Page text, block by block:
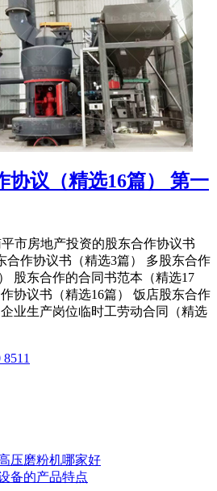
协议（精选16篇） 第一
市房地产投资的股东合作协议书
合作协议书（精选3篇） 多股东合作
股东合作的合同书范本（精选17
协议书（精选16篇） 饭店股东合作
业生产岗位临时工劳动合同（精选
压磨粉机哪家好
备的产品特点